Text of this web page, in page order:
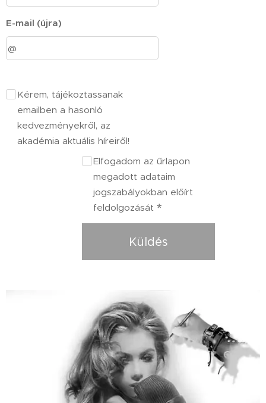
E-mail (újra)
Kérem, tájékoztassanak
emailben a hasonló
kedvezményekről, az
akadémia aktuális híreiről!
Elfogadom az űrlapon
megadott adataim
jogszabályokban előírt
feldolgozását
Küldés